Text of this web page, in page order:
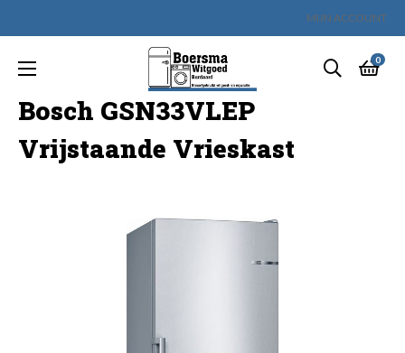
MIJN ACCOUNT
0
Toggle
☰
Bosch GSN33VLEP
Vrijstaande Vrieskast